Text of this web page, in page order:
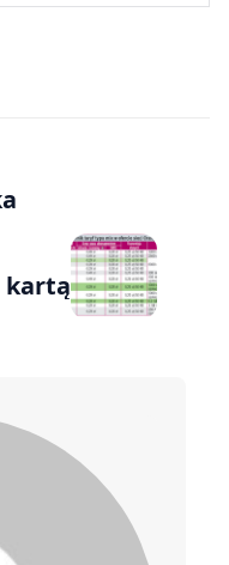
abonamentem a kartą